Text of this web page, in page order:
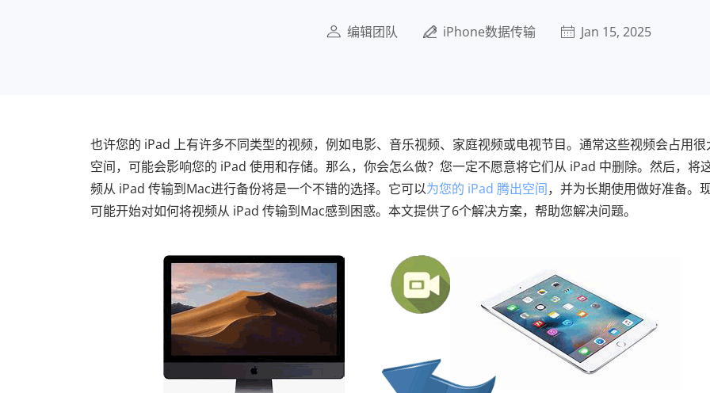
编辑团队 iPhone数据传输 Jan 15, 2025
也许您的 iPad 上有许多不同类型的视频，例如电影、音乐视频、家庭视频或电视节目。通常这些视频会占用很
空间，可能会影响您的 iPad 使用和存储。那么，你会怎么做？您一定不愿意将它们从 iPad 中删除。然后，将
频从 iPad 传输到Mac进行备份将是一个不错的选择。它可以为您的 iPad 腾出空间，并为长期使用做好准备。
可能开始对如何将视频从 iPad 传输到Mac感到困惑。本文提供了6个解决方案，帮助您解决问题。